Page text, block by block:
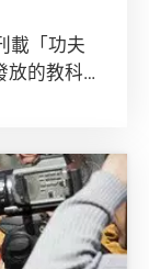
「功夫
放的教科